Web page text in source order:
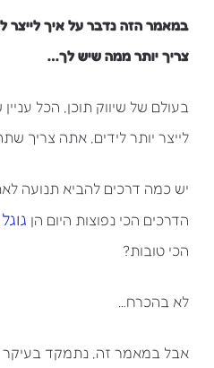
במאמר הזה נדבר על איך לייצר
צריך יותר ממה שיש לך…
בעולם של שיווק תוכן, הכל
לייצר יותר לידים, אתה צריך
הדרכים הכי נפוצות היום הן
הכי טובות?
לא בהכרח…
אבל במאמר זה, נתמקד בעיקר